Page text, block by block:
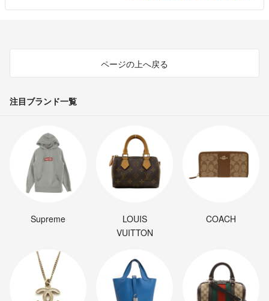
ページの上へ戻る
注目ブランド一覧
Supreme
LOUIS
VUITTON
COACH